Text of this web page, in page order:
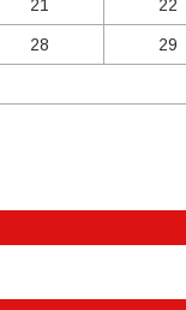
21 22
28 29